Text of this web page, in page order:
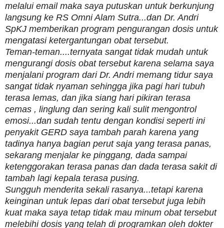
melalui email maka saya putuskan untuk berkunjung
langsung ke RS Omni Alam Sutra...dan Dr. Andri
SpKJ memberikan program pengurangan dosis untuk
mengatasi ketergantungan obat tersebut.
Teman-teman....ternyata sangat tidak mudah untuk
mengurangi dosis obat tersebut karena selama saya
menjalani program dari Dr. Andri memang tidur saya
sangat tidak nyaman sehingga jika pagi hari tubuh
terasa lemas, dan jika siang hari pikiran terasa
cemas , linglung dan sering kali sulit mengontrol
emosi...dan sudah tentu dengan kondisi seperti ini
penyakit GERD saya tambah parah karena yang
tadinya hanya bagian perut saja yang terasa panas,
sekarang menjalar ke pinggang, dada sampai
ketenggorakan terasa panas dan dada terasa sakit di
tambah lagi kepala terasa pusing.
Sungguh menderita sekali rasanya...tetapi karena
keinginan untuk lepas dari obat tersebut juga lebih
kuat maka saya tetap tidak mau minum obat tersebut
melebihi dosis yang telah di programkan oleh dokter